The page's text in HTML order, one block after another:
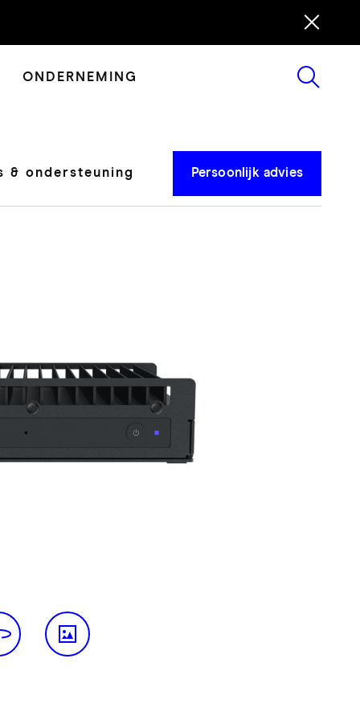
ONDERNEMING
& ondersteuning Persoonlijk advies